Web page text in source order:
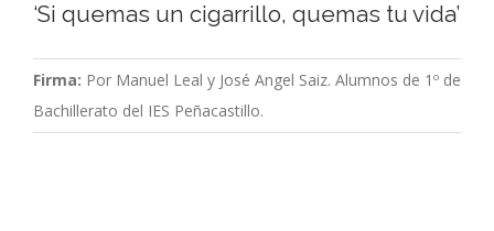
‘Si quemas un cigarrillo, quemas tu vida’
Firma: Por Manuel Leal y José Angel Saiz. Alumnos de 1º de
Bachillerato del IES Peñacastillo.